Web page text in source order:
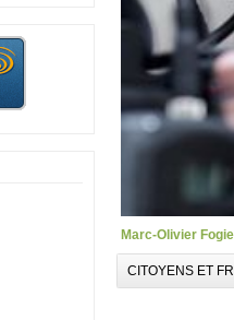
Marc-Olivier
CITOYENS ET